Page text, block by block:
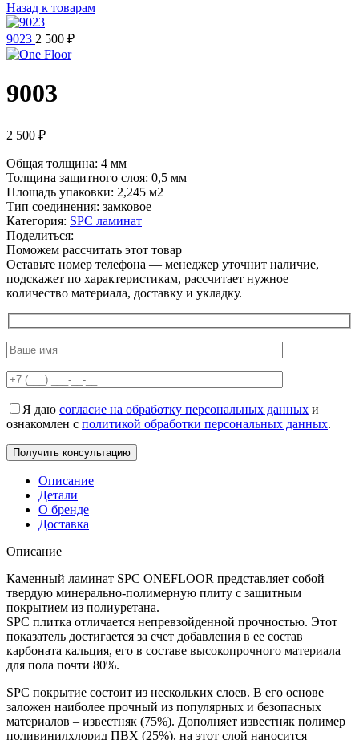
Назад к товарам
9023 2 500 ₽
9003
2 500 ₽
Общая толщина: 4 мм
Толщина защитного слоя: 0,5 мм
Площадь упаковки: 2,245 м2
Тип соединения: замковое
Категория: SPC ламинат
Поделиться:
Поможем рассчитать этот товар
Оставьте номер телефона — менеджер уточнит наличие,
подскажет по характеристикам, рассчитает нужное
количество материала, доставку и укладку.
Я даю согласие на обработку персональных данных и
ознакомлен с политикой обработки персональных данных.
Описание
Детали
О бренде
Доставка
Описание
Каменный ламинат SPC ONEFLOOR представляет собой
твердую минерально-полимерную плиту с защитным
покрытием из полиуретана.
SPC плитка отличается непревзойденной прочностью. Этот
показатель достигается за счет добавления в ее состав
карбоната кальция, его в составе высокопрочного материала
для пола почти 80%.
SPC покрытие состоит из нескольких слоев. В его основе
заложен наиболее прочный из популярных и безопасных
материалов – известняк (75%). Дополняет известняк полимер
поливинилхлорид ПВХ (25%), на этот слой наносится